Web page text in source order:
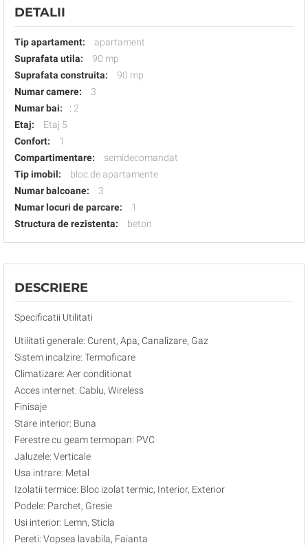
DETALII
Tip apartament:
apartament
Suprafata utila:
90 mp
Suprafata construita:
90 mp
Numar camere:
3
Numar bai:
: 2
Etaj:
Etaj 5
Confort:
1
Compartimentare:
semidecomandat
Tip imobil:
bloc de apartamente
Numar balcoane:
3
Numar locuri de parcare:
1
Structura de rezistenta:
beton
DESCRIERE
Specificatii Utilitati
Utilitati generale: Curent, Apa, Canalizare, Gaz
Sistem incalzire: Termoficare
Climatizare: Aer conditionat
Acces internet: Cablu, Wireless
Finisaje
Stare interior: Buna
Ferestre cu geam termopan: PVC
Jaluzele: Verticale
Usa intrare: Metal
Izolatii termice: Bloc izolat termic, Interior, Exterior
Podele: Parchet, Gresie
Usi interior: Lemn, Sticla
Pereti: Vopsea lavabila, Faianta